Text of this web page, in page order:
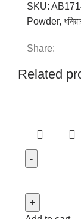
SKU:
Powder,
Share:
Related